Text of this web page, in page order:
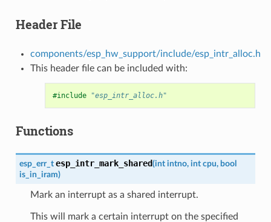
Header File
components/esp_hw_support/include/esp_intr_alloc.h
This header file can be included with:
#include "esp_intr_alloc.h"
Functions
esp_err_t esp_intr_mark_shared(int intno, int cpu, bool
is_in_iram)
Mark an interrupt as a shared interrupt.
This will mark a certain interrupt on the specified